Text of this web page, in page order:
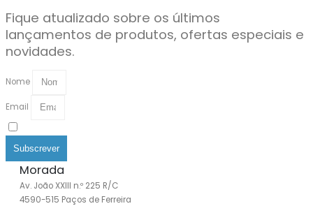
Fique atualizado sobre os últimos
lançamentos de produtos, ofertas especiais e
novidades.
Nome
Email
Subscrever
Morada
Av. João XXIII n.º 225 R/C
4590-515 Paços de Ferreira